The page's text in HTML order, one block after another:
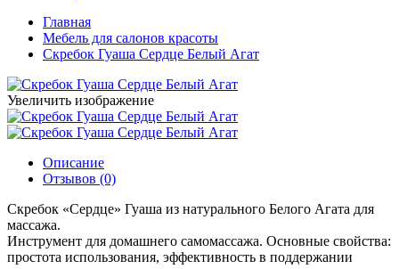
Главная
Мебель для салонов красоты
Скребок Гуаша Сердце Белый Агат
Увеличить изображение
Описание
Отзывов (0)
Скребок «Сердце» Гуаша из натурального Белого Агата для
массажа.
Инструмент для домашнего самомассажа. Основные свойства:
простота использования, эффективность в поддержании